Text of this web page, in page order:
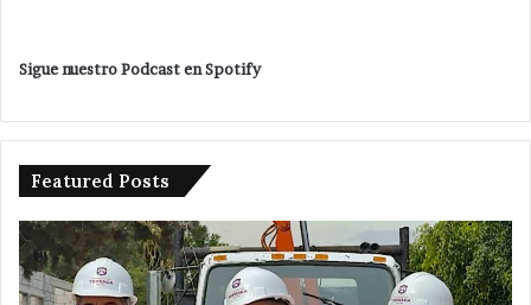
Sigue nuestro Podcast en Spotify
Featured Posts
Da
banderazo
Velázquez
a